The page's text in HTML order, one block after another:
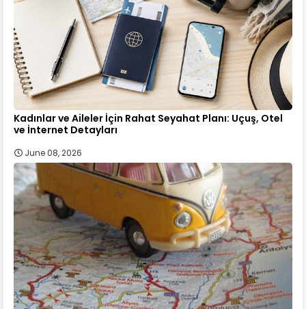
Kadınlar ve Aileler İçin Rahat Seyahat Planı: Uçuş, Otel
ve İnternet Detayları
June 08, 2026